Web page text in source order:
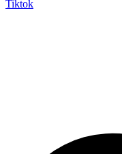
Tiktok